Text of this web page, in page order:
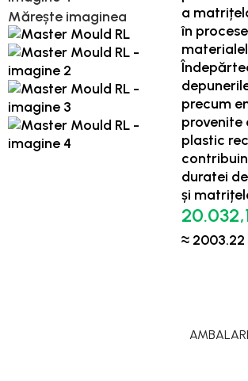
Mărește imaginea
a
în
precum
provenite
plastic
duratei
și
≈